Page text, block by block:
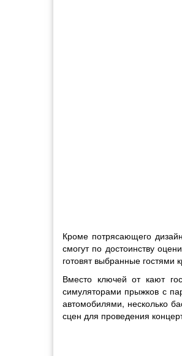
Кроме потрясающего
смогут по достоинству
готовят выбранные гостями
Вместо ключей от кают
симуляторами прыжков с
автомобилями, несколько
сцен для проведения